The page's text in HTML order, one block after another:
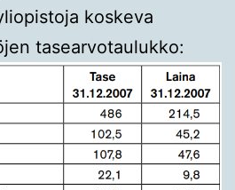
koskeva
tasearvotaulukko: